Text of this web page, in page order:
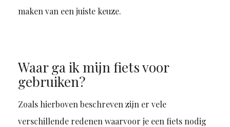
maken van een juiste keuze.
Waar ga ik mijn fiets voor
gebruiken?
Zoals hierboven beschreven zijn er vele
verschillende redenen waarvoor je een fiets nodig